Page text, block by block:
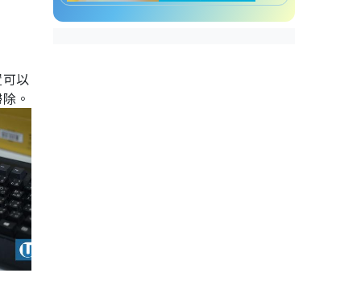
以
。